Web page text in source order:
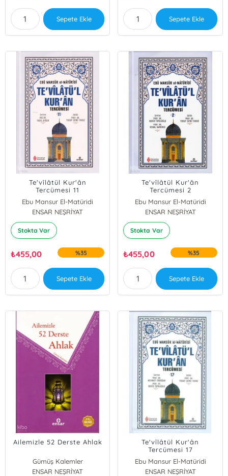
Sepete Ekle Sepete Ekle
Te'vîlâtül Kur'ân
Tercümesi 11
Ebu Mansur El-Matüridi
ENSAR NEŞRİYAT
Stokta Var
₺455,00 %35
Sepete Ekle
Te'vîlâtül Kur'ân
Tercümesi 2
Ebu Mansur El-Matüridi
ENSAR NEŞRİYAT
Stokta Var
₺455,00 %35
Sepete Ekle
Ailemizle 52 Derste Ahlak
Gümüş Kalemler
ENSAR NEŞRİYAT
Te'vîlâtül Kur'ân
Tercümesi 17
Ebu Mansur El-Matüridi
ENSAR NEŞRİYAT